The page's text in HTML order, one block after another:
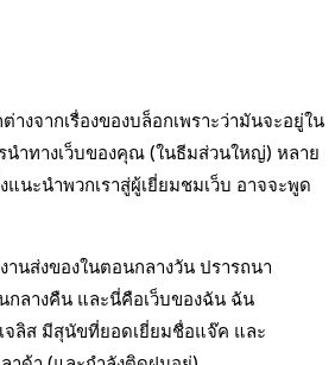
งจากเรื่องของบล็อกเพราะว่ามันจะอยู่ใน
นำทางเว็บของคุณ (ในธีมส่วนใหญ่) หลาย
แนะนำพวกเราสู่ผู้เยี่ยมชมเว็บ อาจจะพูด
นส่งของในตอนกลางวัน ปรารถนา
กลางคืน และนี่คือเว็บของฉัน ฉัน
จลิส มีสุนัขที่ยอดเยี่ยมชื่อแจ๊ค และ